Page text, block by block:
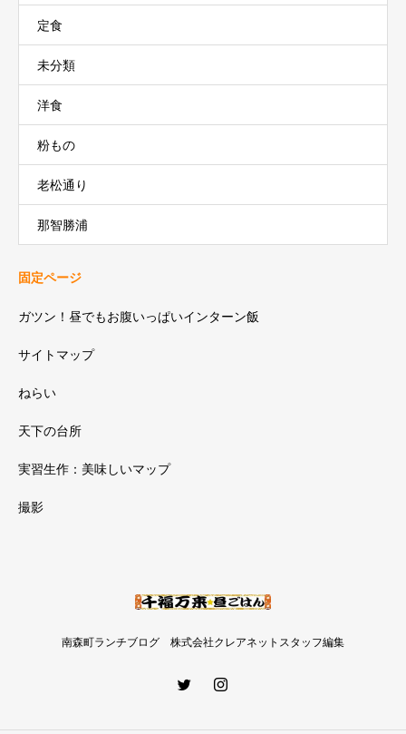
定食
未分類
洋食
粉もの
老松通り
那智勝浦
固定ページ
ガツン！昼でもお腹いっぱいインターン飯
サイトマップ
ねらい
天下の台所
実習生作：美味しいマップ
撮影
南森町ランチブログ 株式会社クレアネットスタッフ編集